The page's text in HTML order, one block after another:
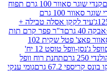
קנדי שוגר סאוור 100 גרם תפוח
קנדי שוגר סאוור 100 גרם
אסלה טבילה +
ד"ר פפר קרם תות
סאוור פאצ' פטל שקית 102
וופל ג'נסן-וופל טוסט 12 יח'
תחנת רוח וופל
גומי ענקי